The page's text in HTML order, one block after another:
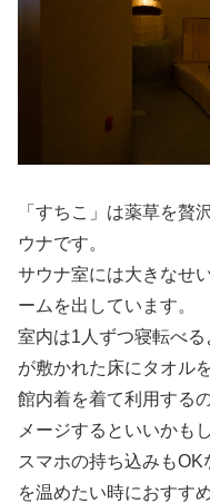
「すちこ」は薬草を
ウナです。
サウナ室には大きなせ
ームを出しています。
室内は1人ずつ寝転べ
が敷かれた床にタオル
館内着を着て利用する
メージするといいかも
スマホの持ち込みも
を温めたい時におすす